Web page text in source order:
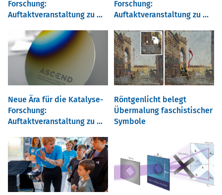
Forschung:
Auftaktveranstaltung zu ...
Forschung:
Auftaktveranstaltung zu ...
Neue Ära für die Katalyse-
Forschung:
Auftaktveranstaltung zu ...
Röntgenlicht belegt
Übermalung faschistischer
Symbole